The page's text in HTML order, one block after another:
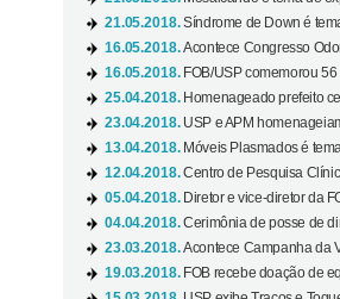
21.05.2018.Síndrome de Down é
16.05.2018.Acontece Congresso
16.05.2018. FOB/USP comemorou
25.04.2018. Homenageado prefeito
23.04.2018. USP e APM
13.04.2018. Móveis Plasmados é
12.04.2018.Centro de Pesquisa
05.04.2018. Diretor e vice-diretor da
04.04.2018.Cerimônia de posse de
23.03.2018.Acontece Campanha da
19.03.2018. FOB recebe doação de